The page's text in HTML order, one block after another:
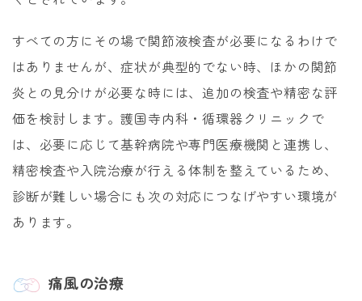
すべての方にその場で関節液検査が必要になるわけで
はありませんが、症状が典型的でない時、ほかの関節
炎との見分けが必要な時には、追加の検査や精密な評
価を検討します。護国寺内科・循環器クリニックで
は、必要に応じて基幹病院や専門医療機関と連携し、
精密検査や入院治療が行える体制を整えているため、
診断が難しい場合にも次の対応につなげやすい環境が
あります。
痛風の治療